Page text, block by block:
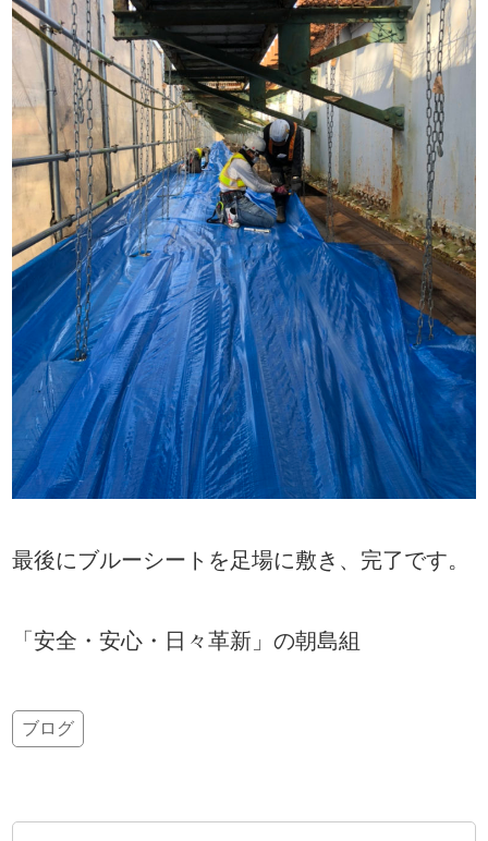
最後にブルーシートを足場に敷き、完了です。
「安全・安心・日々革新」の朝島組
ブログ